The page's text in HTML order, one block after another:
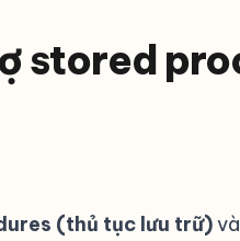
stored
(thủ tục lưu trữ)và